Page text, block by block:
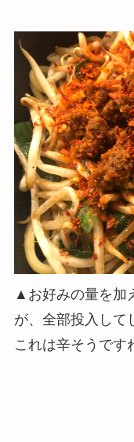
▲お好みの量を加
が、全部投入して
これは辛そうで